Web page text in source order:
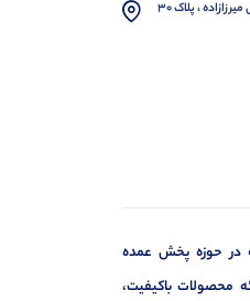
، پلاک 30
از ۹ سال سابقه در حوزه پخش عمده
محصولات باکیفیت،